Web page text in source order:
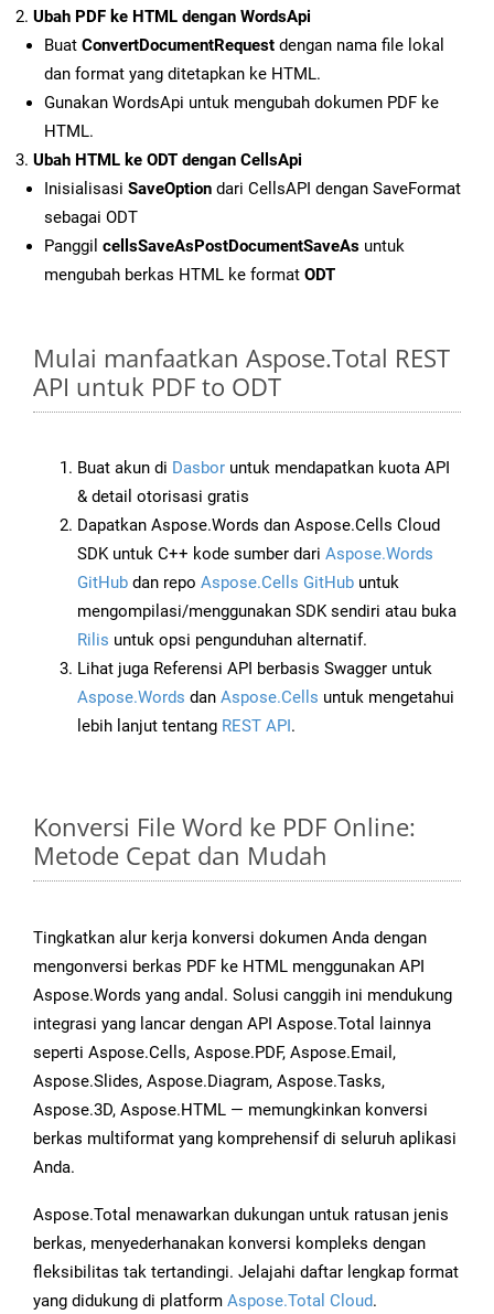
Ubah PDF ke HTML dengan WordsApi
Buat ConvertDocumentRequest dengan nama file lokal
dan format yang ditetapkan ke HTML.
Gunakan WordsApi untuk mengubah dokumen PDF ke
HTML.
Ubah HTML ke ODT dengan CellsApi
Inisialisasi SaveOption dari CellsAPI dengan SaveFormat
sebagai ODT
Panggil cellsSaveAsPostDocumentSaveAs untuk
mengubah berkas HTML ke format ODT
Mulai manfaatkan Aspose.Total REST
API untuk PDF to ODT
Buat akun di Dasbor untuk mendapatkan kuota API
& detail otorisasi gratis
Dapatkan Aspose.Words dan Aspose.Cells Cloud
SDK untuk C++ kode sumber dari Aspose.Words
GitHub dan repo Aspose.Cells GitHub untuk
mengompilasi/menggunakan SDK sendiri atau buka
Rilis untuk opsi pengunduhan alternatif.
Lihat juga Referensi API berbasis Swagger untuk
Aspose.Words dan Aspose.Cells untuk mengetahui
lebih lanjut tentang REST API.
Konversi File Word ke PDF Online:
Metode Cepat dan Mudah
Tingkatkan alur kerja konversi dokumen Anda dengan
mengonversi berkas PDF ke HTML menggunakan API
Aspose.Words yang andal. Solusi canggih ini mendukung
integrasi yang lancar dengan API Aspose.Total lainnya
seperti Aspose.Cells, Aspose.PDF, Aspose.Email,
Aspose.Slides, Aspose.Diagram, Aspose.Tasks,
Aspose.3D, Aspose.HTML — memungkinkan konversi
berkas multiformat yang komprehensif di seluruh aplikasi
Anda.
Aspose.Total menawarkan dukungan untuk ratusan jenis
berkas, menyederhanakan konversi kompleks dengan
fleksibilitas tak tertandingi. Jelajahi daftar lengkap format
yang didukung di platform Aspose.Total Cloud.